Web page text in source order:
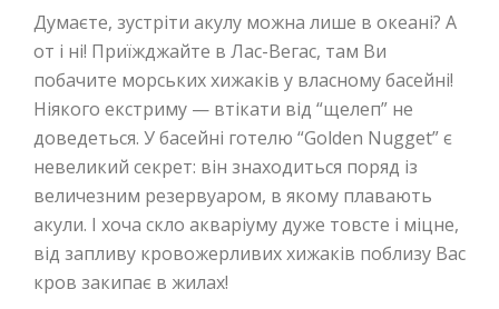
Думаєте, зустріти акулу можна лише в океані? А
от і ні! Приїжджайте в Лас-Вегас, там Ви
побачите морських хижаків у власному басейні!
Ніякого екстриму — втікати від “щелеп” не
доведеться. У басейні готелю “Golden Nugget” є
невеликий секрет: він знаходиться поряд із
величезним резервуаром, в якому плавають
акули. І хоча скло акваріуму дуже товсте і міцне,
від запливу кровожерливих хижаків поблизу Вас
кров закипає в жилах!